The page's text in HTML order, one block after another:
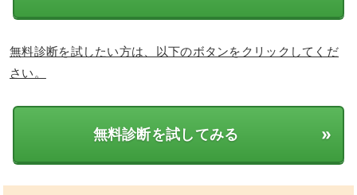
無料診断を試したい方は、以下のボタンをクリックしてくだ
さい。
無料診断を試してみる »